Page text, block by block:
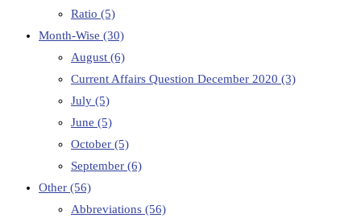
Ratio (5)
Month-Wise (30)
August (6)
Current Affairs Question December 2020 (3)
July (5)
June (5)
October (5)
September (6)
Other (56)
Abbreviations (56)